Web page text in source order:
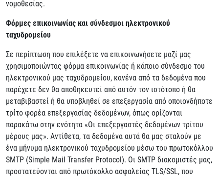
νομοθεσίας.
Φόρμες επικοινωνίας και σύνδεσμοι ηλεκτρονικού
ταχυδρομείου
Σε περίπτωση που επιλέξετε να επικοινωνήσετε μαζί μας
χρησιμοποιώντας φόρμα επικοινωνίας ή κάποιο σύνδεσμο του
ηλεκτρονικού μας ταχυδρομείου, κανένα από τα δεδομένα που
παρέχετε δεν θα αποθηκευτεί από αυτόν τον ιστότοπο ή θα
μεταβιβαστεί ή θα υποβληθεί σε επεξεργασία από οποιονδήποτε
τρίτο φορέα επεξεργασίας δεδομένων, όπως ορίζονται
παρακάτω στην ενότητα «Οι επεξεργαστές δεδομένων τρίτου
μέρους μας». Αντίθετα, τα δεδομένα αυτά θα μας σταλούν με
ένα μήνυμα ηλεκτρονικού ταχυδρομείου μέσω του πρωτοκόλλου
SMTP (Simple Mail Transfer Protocol). Οι SMTP διακομιστές μας,
προστατεύονται από πρωτόκολλο ασφαλείας TLS/SSL, που